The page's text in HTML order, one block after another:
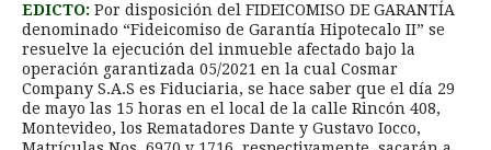
EDICTO: Por disposición del FIDEICOMISO DE GARANTÍA
denominado “Fideicomiso de Garantía Hipotecalo II” se
resuelve la ejecución del inmueble afectado bajo la
operación garantizada 05/2021 en la cual Cosmar
Company S.A.S es Fiduciaria, se hace saber que el día 29
de mayo las 15 horas en el local de la calle Rincón 408,
Montevideo, los Rematadores Dante y Gustavo Iocco,